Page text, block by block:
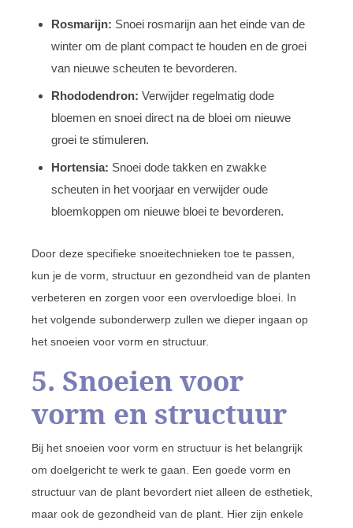
Rosmarijn: Snoei rosmarijn aan het einde van de
winter om de plant compact te houden en de groei
van nieuwe scheuten te bevorderen.
Rhododendron: Verwijder regelmatig dode
bloemen en snoei direct na de bloei om nieuwe
groei te stimuleren.
Hortensia: Snoei dode takken en zwakke
scheuten in het voorjaar en verwijder oude
bloemkoppen om nieuwe bloei te bevorderen.
Door deze specifieke snoeitechnieken toe te passen,
kun je de vorm, structuur en gezondheid van de planten
verbeteren en zorgen voor een overvloedige bloei. In
het volgende subonderwerp zullen we dieper ingaan op
het snoeien voor vorm en structuur.
5. Snoeien voor
vorm en structuur
Bij het snoeien voor vorm en structuur is het belangrijk
om doelgericht te werk te gaan. Een goede vorm en
structuur van de plant bevordert niet alleen de esthetiek,
maar ook de gezondheid van de plant. Hier zijn enkele